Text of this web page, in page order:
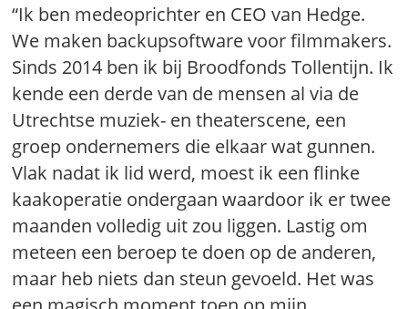
“Ik ben medeoprichter en CEO van Hedge.
We maken backupsoftware voor filmmakers.
Sinds 2014 ben ik bij Broodfonds Tollentijn. Ik
kende een derde van de mensen al via de
Utrechtse muziek- en theaterscene, een
groep ondernemers die elkaar wat gunnen.
Vlak nadat ik lid werd, moest ik een flinke
kaakoperatie ondergaan waardoor ik er twee
maanden volledig uit zou liggen. Lastig om
meteen een beroep te doen op de anderen,
maar heb niets dan steun gevoeld. Het was